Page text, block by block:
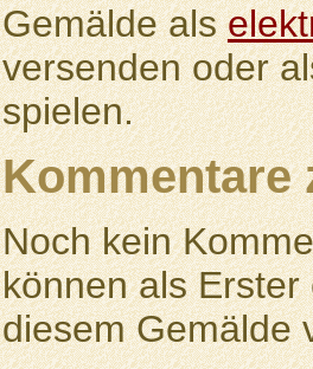
Gemälde als
versenden oder
spielen.
Kommentare
Noch kein
können als
diesem Gemälde